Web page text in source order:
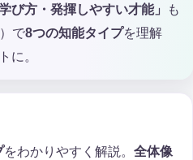
び方・発揮しやすい才能」
も
で8つの知能タイプを理解
に。
をわかりやすく解説。 全体像